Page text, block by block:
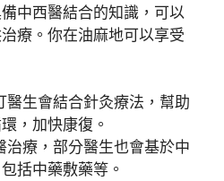
中西醫結合的知識，可以
療。你在油麻地可以享受
醫生會結合針灸療法，幫助
，加快康復。
治療，部分醫生也會基於中
括中藥敷藥等。